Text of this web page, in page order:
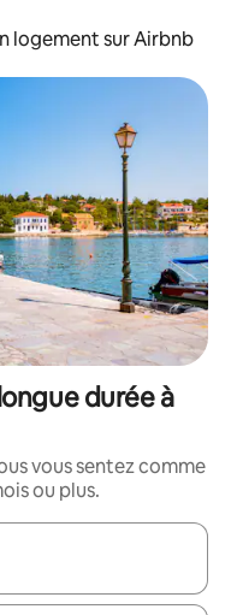
logement sur Airbnb
durée à
vous sentez comme
ou plus.
les flèches vers le